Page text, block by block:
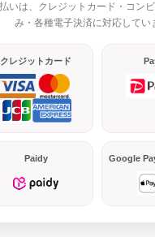
いは、クレジットカード・コン
み・各種電子決済に対応してい
クレジットカード
Paidy Google